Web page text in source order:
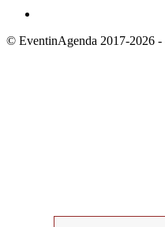
© EventinAgenda 2017-2026 -